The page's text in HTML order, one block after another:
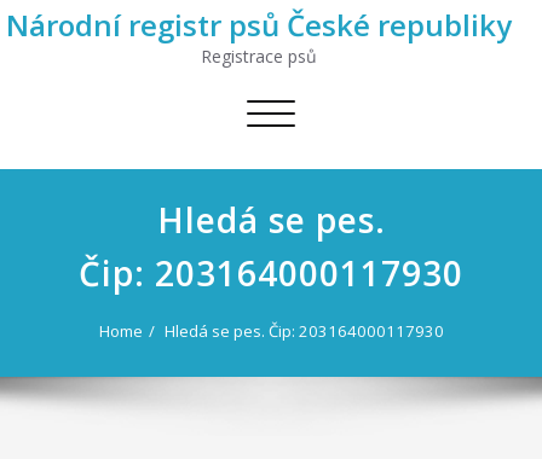
Národní registr psů České republiky
Registrace psů
Toggle
Hledá se pes.
Čip: 203164000117930
Home Hledá se pes. Čip: 203164000117930